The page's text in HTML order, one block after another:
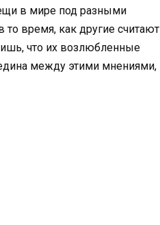
в мире под разными
то время, как другие считают
что их возлюбленные
между этими мнениями,